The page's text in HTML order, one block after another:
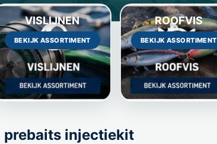
VISLIJNEN
BEKIJK ASSORTIMENT
ROOFVIS
BEKIJK ASSORTIMENT
prebaits injectiekit